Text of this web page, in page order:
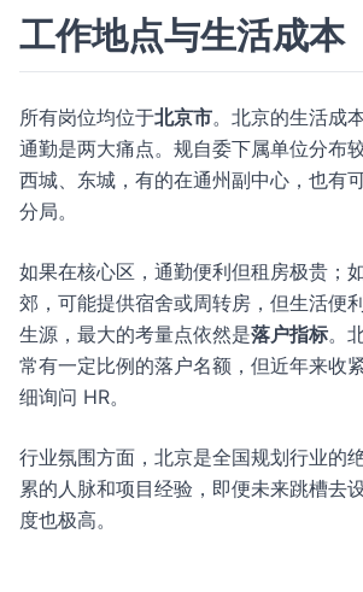
工作地点与生活成本
所有岗位均位于北京市。北京的生活成
通勤是两大痛点。规自委下属单位分布
西城、东城，有的在通州副中心，也有
分局。
如果在核心区，通勤便利但租房极贵；
郊，可能提供宿舍或周转房，但生活便
生源，最大的考量点依然是落户指标。
常有一定比例的落户名额，但近年来收
细询问 HR。
行业氛围方面，北京是全国规划行业的
累的人脉和项目经验，即便未来跳槽去
度也极高。